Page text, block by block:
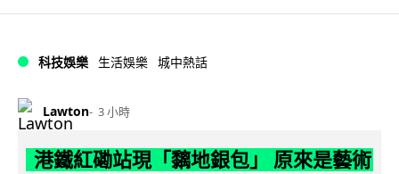
科技娛樂 生活娛樂 城中熱話
Lawton 3 小時
港鐵紅磡站現「黐地銀包」 原來是藝術